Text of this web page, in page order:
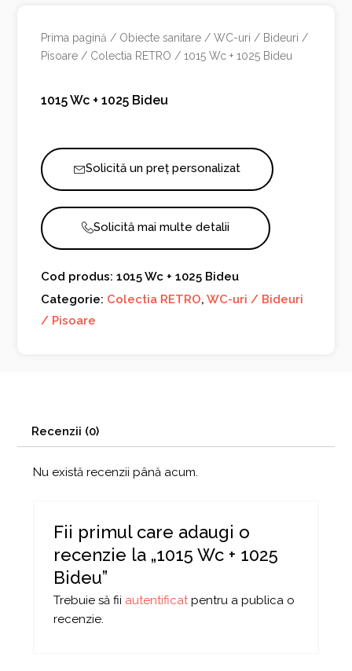
Prima pagină / Obiecte sanitare /WC-uri / Bideuri /
Pisoare / Colectia RETRO / 1015 Wc + 1025 Bideu
1015 Wc + 1025 Bideu
Solicită un preț personalizat
Solicită mai multe detalii
Cod produs: 1015 Wc + 1025 Bideu
Categorie: Colectia RETRO,WC-uri / Bideuri
/ Pisoare
Recenzii (0)
Nu există recenzii până acum.
Fii primul care adaugi o
recenzie la „1015 Wc + 1025
Bideu”
Trebuie să fii autentificatpentru a publica o
recenzie.